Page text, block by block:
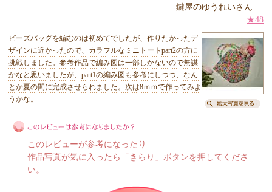
鍵屋のゆうれいさん
★48
ビーズバッグを編むのは初めてでしたが、作りたかったデ
ザインに近かったので、カラフルなミニトートpart2の方に
挑戦しました。参考作品で編み図は一部しかないので無謀
かなと思いましたが、part1の編み図も参考にしつつ、なん
とか夏の間に完成させられました。次は8ｍｍで作ってみよ
うかな。
このレビューが参考になったり
作品写真が気に入ったら「きらり」ボタンを押してくださ
い。